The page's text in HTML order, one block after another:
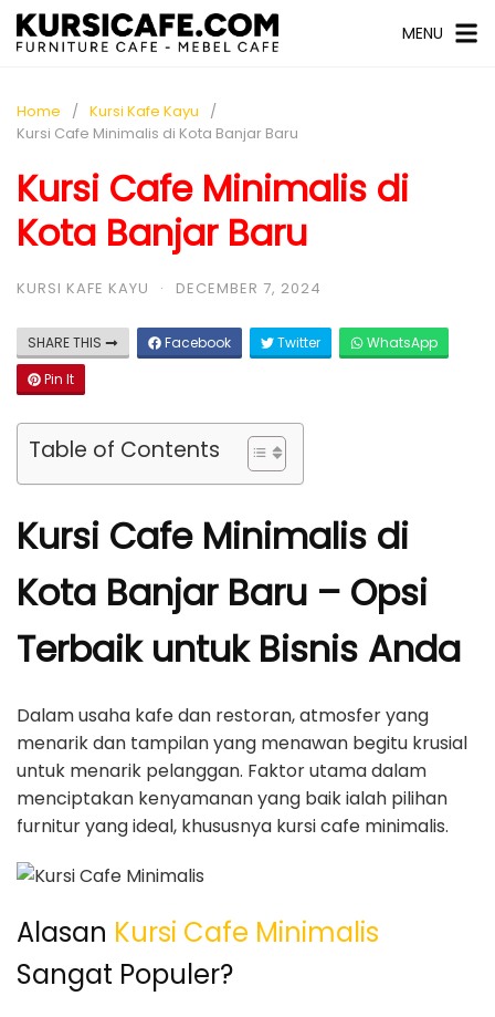
MENU
Home
Kursi Kafe Kayu
Kursi Cafe Minimalis di Kota Banjar Baru
Kursi Cafe Minimalis di
Kota Banjar Baru
KURSI KAFE KAYU · DECEMBER 7, 2024
SHARE THIS Facebook Twitter
WhatsApp
Pin It
Table of Contents
Kursi Cafe Minimalis di
Kota Banjar Baru – Opsi
Terbaik untuk Bisnis Anda
Dalam usaha kafe dan restoran, atmosfer yang
menarik dan tampilan yang menawan begitu krusial
untuk menarik pelanggan. Faktor utama dalam
menciptakan kenyamanan yang baik ialah pilihan
furnitur yang ideal, khususnya kursi cafe minimalis.
Alasan Kursi Cafe Minimalis
Sangat Populer?